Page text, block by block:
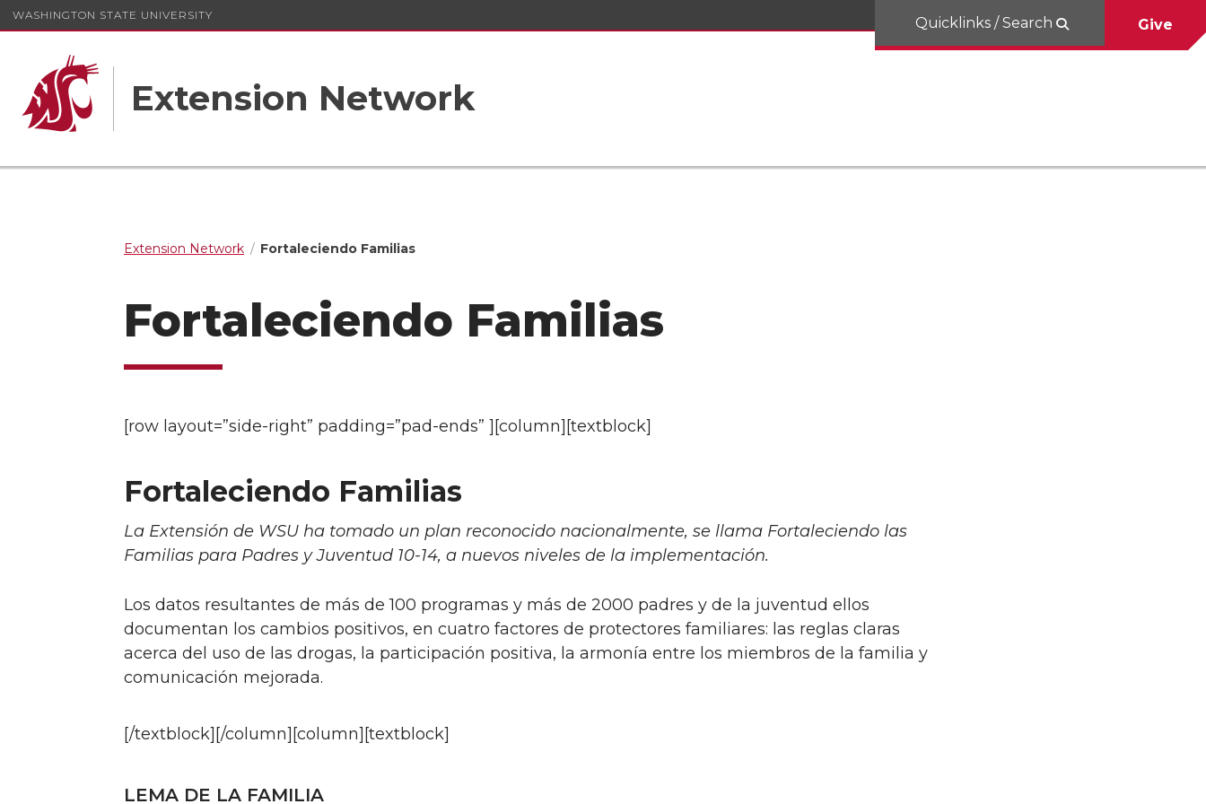
WASHINGTON STATE UNIVERSITY
Extension Network
Quicklinks / Search Give
Extension Network Fortaleciendo Familias
Fortaleciendo Familias
[row layout=”side-right” padding=”pad-ends” ][column][textblock]
Fortaleciendo Familias
La Extensión de WSU ha tomado un plan reconocido nacionalmente, se llama Fortaleciendo las
Familias para Padres y Juventud 10-14, a nuevos niveles de la implementación.
Los datos resultantes de más de 100 programas y más de 2000 padres y de la juventud ellos
documentan los cambios positivos, en cuatro factores de protectores familiares: las reglas claras
acerca del uso de las drogas, la participación positiva, la armonía entre los miembros de la familia y
comunicación mejorada.
[/textblock][/column][column][textblock]
LEMA DE LA FAMILIA